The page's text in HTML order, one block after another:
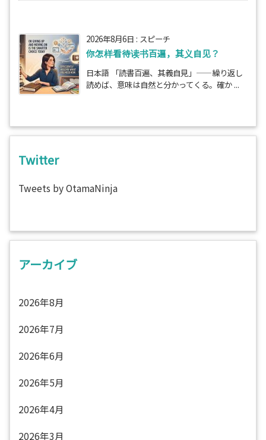
2026年8月6日 : スピーチ
你怎样看待读书百遍，其义自见？
日本語 「読書百遍、其義自見」——繰り返し
読めば、意味は自然と分かってくる。確か ...
Twitter
Tweets by OtamaNinja
アーカイブ
2026年8月
2026年7月
2026年6月
2026年5月
2026年4月
2026年3月